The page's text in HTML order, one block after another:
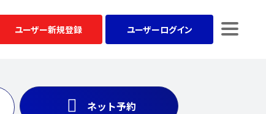
ユーザー新規登録 ユーザーログイン
ネット予約